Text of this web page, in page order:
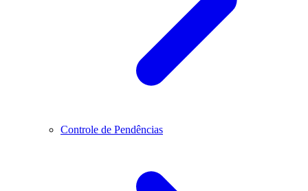
Controle de Pendências